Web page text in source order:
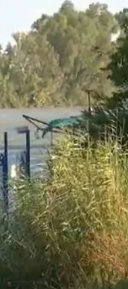
llevaba desaparecida varios
Linkedin
,
su